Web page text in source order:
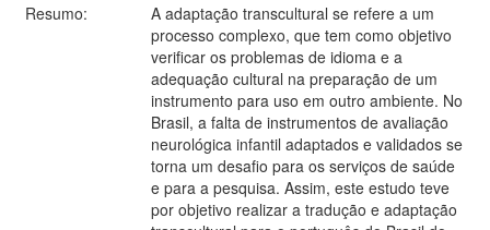
Resumo:
A adaptação transcultural se refere a um
processo complexo, que tem como objetivo
verificar os problemas de idioma e a
adequação cultural na preparação de um
instrumento para uso em outro ambiente. No
Brasil, a falta de instrumentos de avaliação
neurológica infantil adaptados e validados se
torna um desafio para os serviços de saúde
e para a pesquisa. Assim, este estudo teve
por objetivo realizar a tradução e adaptação